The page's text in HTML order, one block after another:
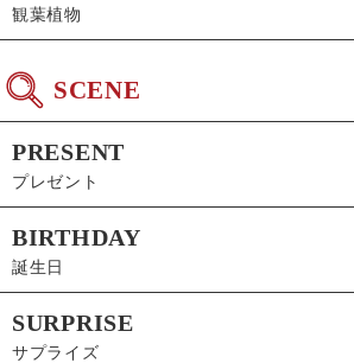
観葉植物
SCENE
PRESENT
プレゼント
BIRTHDAY
誕生日
SURPRISE
サプライズ